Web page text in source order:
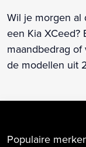
Wil je morgen al
een Kia
maandbedrag
de modellen uit
Populaire